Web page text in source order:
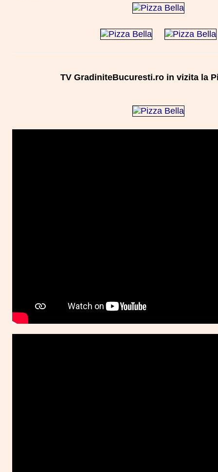
TV GradiniteBucuresti.ro in vizita la